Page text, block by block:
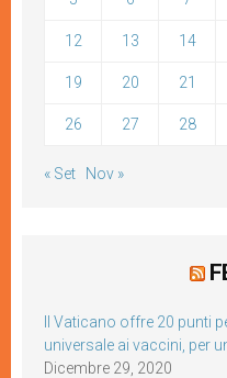
12 13 14
19 20 21
26 27 28
« Set Nov »
Il Vaticano offre 20 punti
universale ai vaccini, per
Dicembre 29, 2020